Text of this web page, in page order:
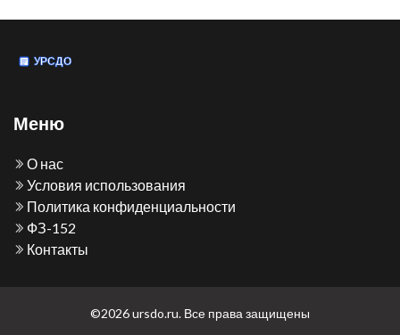
Меню
О нас
Условия использования
Политика конфиденциальности
ФЗ-152
Контакты
©2026 ursdo.ru. Все права защищены